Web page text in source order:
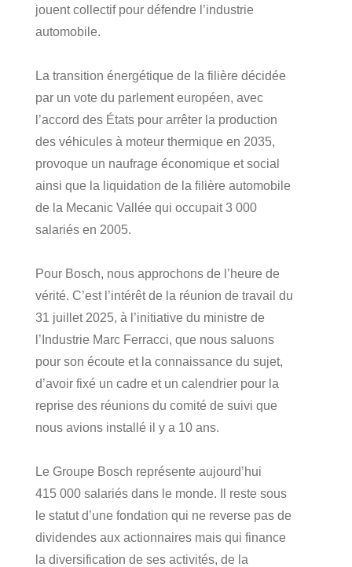
jouent collectif pour défendre l’industrie
automobile.
La transition énergétique de la filière décidée
par un vote du parlement européen, avec
l’accord des États pour arrêter la production
des véhicules à moteur thermique en 2035,
provoque un naufrage économique et social
ainsi que la liquidation de la filière automobile
de la Mecanic Vallée qui occupait 3 000
salariés en 2005.
Pour Bosch, nous approchons de l’heure de
vérité. C’est l’intérêt de la réunion de travail du
31 juillet 2025, à l’initiative du ministre de
l’Industrie Marc Ferracci, que nous saluons
pour son écoute et la connaissance du sujet,
d’avoir fixé un cadre et un calendrier pour la
reprise des réunions du comité de suivi que
nous avions installé il y a 10 ans.
Le Groupe Bosch représente aujourd’hui
415 000 salariés dans le monde. Il reste sous
le statut d’une fondation qui ne reverse pas de
dividendes aux actionnaires mais qui finance
la diversification de ses activités, de la